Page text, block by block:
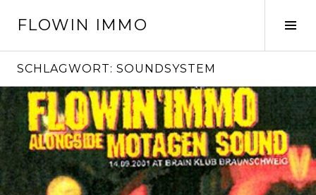
zumFLOWIN IMMO
SCHLAGWORT: SOUNDSYSTEM